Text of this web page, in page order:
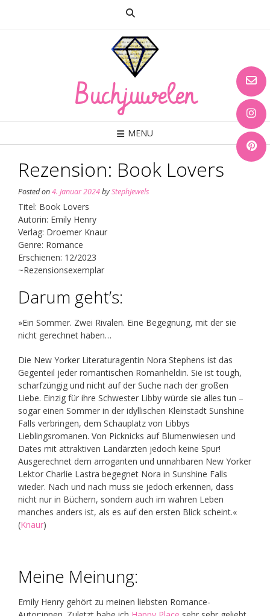
Buchjuwelen
MENU
Rezension: Book Lovers
Posted on4. Januar 2024byStephJewels
Titel: Book Lovers
Autorin: Emily Henry
Verlag: Droemer Knaur
Genre: Romance
Erschienen: 12/2023
~Rezensionsexemplar
Darum geht’s:
»Ein Sommer. Zwei Rivalen. Eine Begegnung, mit der sie
nicht gerechnet haben…
Die New Yorker Literaturagentin Nora Stephens ist das
Gegenteil jeder romantischen Romanheldin. Sie ist tough,
scharfzüngig und nicht auf der Suche nach der großen
Liebe. Einzig für ihre Schwester Libby würde sie alles tun –
sogar einen Sommer in der idyllischen Kleinstadt Sunshine
Falls verbringen, dem Schauplatz von Libbys
Lieblingsromanen. Von Picknicks auf Blumenwiesen und
Dates mit attraktiven Landärzten jedoch keine Spur!
Ausgerechnet dem arroganten und unnahbaren New Yorker
Lektor Charlie Lastra begegnet Nora in Sunshine Falls
wieder. Nach und nach muss sie jedoch erkennen, dass
nicht nur in Büchern, sondern auch im wahren Leben
manches anders ist, als es auf den ersten Blick scheint.«
(Knaur)
Meine Meinung:
Emily Henry gehört zu meinen liebsten Romance-